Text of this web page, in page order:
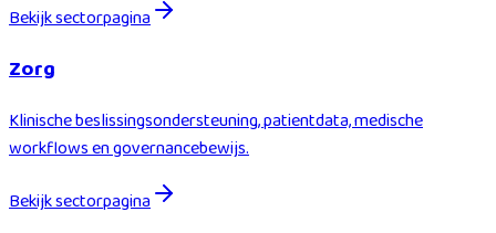
Bekijk sectorpagina
Zorg
Klinische beslissingsondersteuning, patientdata, medische
workflows en governancebewijs.
Bekijk sectorpagina